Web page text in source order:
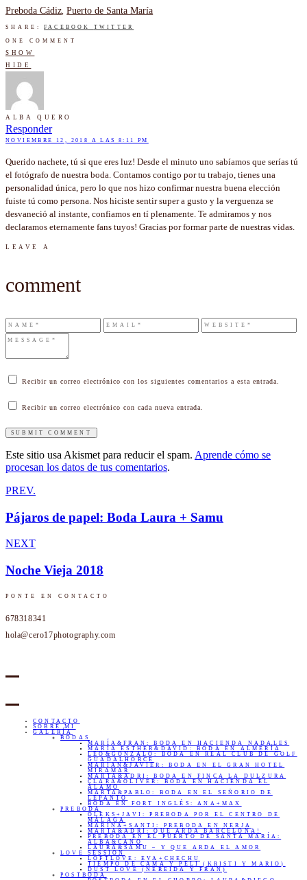
Preboda Cádiz,Puerto de Santa María
SHARE: FACEBOOK TWITTER
ONE COMMENT
SHOW
HIDE
ALBA QUERO
Responder
NOVIEMBRE 12, 2018 A LAS 8:11 PM
Querido nachete, tú si que eres luz! Desde el minuto uno sabíamos que serías tú
el fotógrafo de nuestra boda. Contamos contigo por tu trabajo, tienes una
personalidad única, pero lo que nos hizo confirmar nuestra buena elección
fuiste tú como persona. Nos hiciste sentir super a gusto y la verguenza se
desvaneció al instante, confiamos en tí plenamente. Te admiramos y nos
declaramos eternamente fans tuyos! Gracias por formar parte de nuestras vidas.
LEAVE A
comment
Recibir un correo electrónico con los siguientes comentarios a esta entrada.
Recibir un correo electrónico con cada nueva entrada.
Este sitio usa Akismet para reducir el spam. Aprende cómo se
procesan los datos de tus comentarios.
PREV.
Pájaros de papel: Boda Laura + Samu
NEXT
Noche Vieja 2018
PONTE EN CONTACTO
678318341
hola@cero17photography.com
CONTACTO
SOBRE MI
GALERÍA
BODAS
MARÍA&FRAN: BODA EN HACIENDA NADALES
MARÍA ESTHER&DAVID: BODA EN ALMERÍA
LEO&GONZALO: BODA EN REAL CLUB DE GOLF
GUADALHORCE
MARIAN&JAVIER: BODA EN EL GRAN HOTEL
MIRAMAR
MARTA&ADRI: BODA EN FINCA LA DULZURA
CLARA&OLIVER: BODA EN HACIENDA EL
ÁLAMO
MARTA&PABLO: BODA EN EL SEÑORIO DE
LEPANTO
BODA EN FORT INGLÉS: ANA+MAX
PREBODA
OLEKS+JAVI: PREBODA POR EL CENTRO DE
MÁLAGA
MARINA+SANTI: PREBODA EN NERJA
MARTA&ADRI: QUE ARDA BARCELONA!
PREBODA EN EL PUERTO DE SANTA MARÍA:
ALBA&CANO
LAURA&SAMU – Y QUE ARDA EL AMOR
LOVE SESSION
LOFTLOVE: EVA+CHECHU
TIEMPO DE CAMA Y PELI (KRISTI Y MARIO)
DUST LOVE (NEREIDA Y FRAN)
POSTBODA